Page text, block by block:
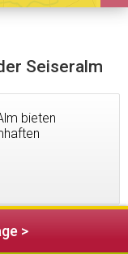
Seiseralm
bieten
>